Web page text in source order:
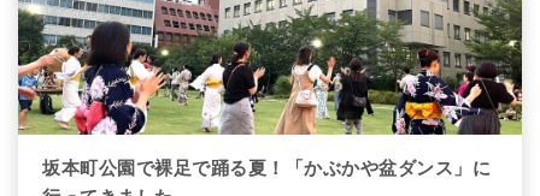
坂本町公園で裸足で踊る夏！「かぶかや盆ダンス」に